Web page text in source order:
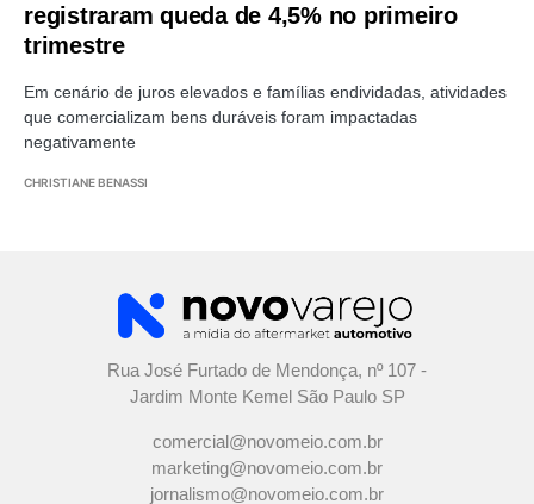
registraram queda de 4,5% no primeiro
trimestre
Em cenário de juros elevados e famílias endividadas, atividades
que comercializam bens duráveis foram impactadas
negativamente
CHRISTIANE BENASSI
Rua José Furtado de Mendonça, nº 107 -
Jardim Monte Kemel São Paulo SP
comercial@novomeio.com.br
marketing@novomeio.com.br
jornalismo@novomeio.com.br